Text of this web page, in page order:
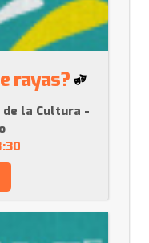
rayas?
de la Cultura -